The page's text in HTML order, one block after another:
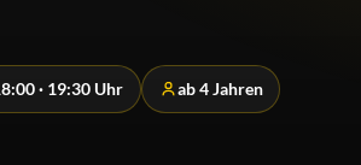
· 19:30 Uhr ab 4 Jahren